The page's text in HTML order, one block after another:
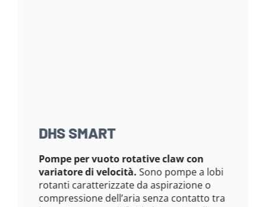
DHS SMART
Pompe per vuoto rotative claw con
variatore di velocità.Sono pompe a lobi
rotanti caratterizzate da aspirazione o
compressione dell’aria senza contatto tra